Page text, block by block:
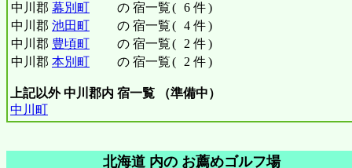
中川郡 幕別町 の 宿一覧( 6 件)
中川郡 池田町 の 宿一覧( 4 件)
中川郡 豊頃町 の 宿一覧( 2 件)
中川郡 本別町 の 宿一覧( 2 件)
上記以外 中川郡内 宿一覧 （準備中）
中川町
北海道 内の お薦めゴルフ場